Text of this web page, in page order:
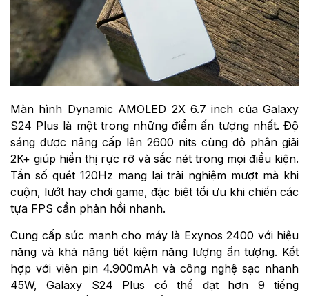
Màn hình Dynamic AMOLED 2X 6.7 inch của Galaxy
S24 Plus là một trong những điểm ấn tượng nhất. Độ
sáng được nâng cấp lên 2600 nits cùng độ phân giải
2K+ giúp hiển thị rực rỡ và sắc nét trong mọi điều kiện.
Tần số quét 120Hz mang lại trải nghiệm mượt mà khi
cuộn, lướt hay chơi game, đặc biệt tối ưu khi chiến các
tựa FPS cần phản hồi nhanh.
Cung cấp sức mạnh cho máy là Exynos 2400 với hiệu
năng và khả năng tiết kiệm năng lượng ấn tượng. Kết
hợp với viên pin 4.900mAh và công nghệ sạc nhanh
45W, Galaxy S24 Plus có thể đạt hơn 9 tiếng